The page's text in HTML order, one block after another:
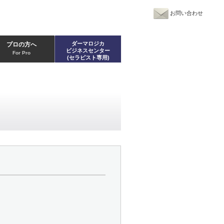
お問い合わせ
プロの方へ
For Pro
ダーマロジカ
ビジネスセンター
(セラピスト専用)